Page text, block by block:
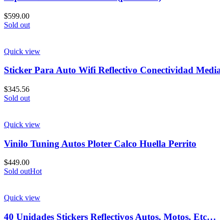
$599.00
Sold out
Quick view
Sticker Para Auto Wifi Reflectivo Conectividad
$345.56
Sold out
Quick view
Vinilo Tuning Autos Ploter Calco Huella Perrito
$449.00
Sold outHot
Quick view
40 Unidades Stickers Reflectivos Autos, Motos, Etc…